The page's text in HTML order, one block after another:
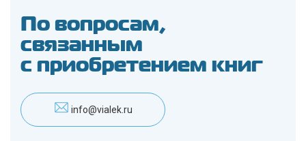
По вопросам,
связанным
с приобретением книг
info@vialek.ru